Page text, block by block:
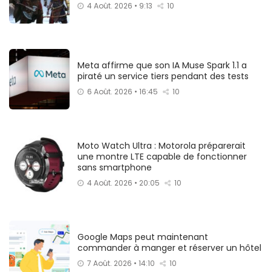
4 Août. 2026 • 9:13 10
Meta affirme que son IA Muse Spark 1.1 a
piraté un service tiers pendant des tests
6 Août. 2026 • 16:45 10
Moto Watch Ultra : Motorola préparerait
une montre LTE capable de fonctionner
sans smartphone
4 Août. 2026 • 20:05 10
Google Maps peut maintenant
commander à manger et réserver un hôtel
7 Août. 2026 • 14:10 10